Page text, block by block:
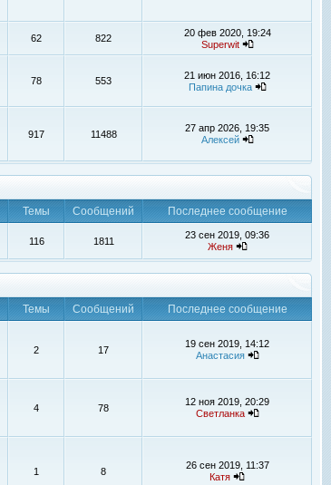
62 822
20 фев 2020, 19:24
Superwit
78 553
21 июн 2016, 16:12
Папина дочка
917 11488
27 апр 2026, 19:35
Алексей
Темы Сообщений
Последнее сообщение
116 1811
23 сен 2019, 09:36
Женя
Темы Сообщений
Последнее сообщение
2 17
19 сен 2019, 14:12
Анастасия
4 78
12 ноя 2019, 20:29
Светланка
1 8
26 сен 2019, 11:37
Катя